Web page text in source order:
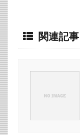
関連記事